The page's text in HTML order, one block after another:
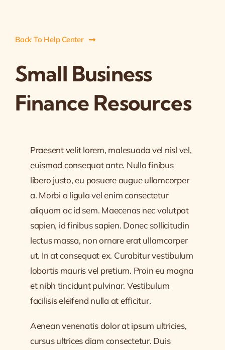
Back To Help Center
Small Business
Finance Resources
Praesent velit lorem, malesuada vel nisl vel,
euismod consequat ante. Nulla finibus
libero justo, eu posuere augue ullamcorper
a. Morbi a ligula vel enim consectetur
aliquam ac id sem. Maecenas nec volutpat
sapien, id finibus sapien. Donec sollicitudin
lectus massa, non ornare erat ullamcorper
ut. In at consequat ex. Curabitur vestibulum
lobortis mauris vel pretium. Proin eu magna
et nibh tincidunt pulvinar. Vestibulum
facilisis eleifend nulla at efficitur.
Aenean venenatis dolor at ipsum ultricies,
cursus ultrices diam consectetur. Duis